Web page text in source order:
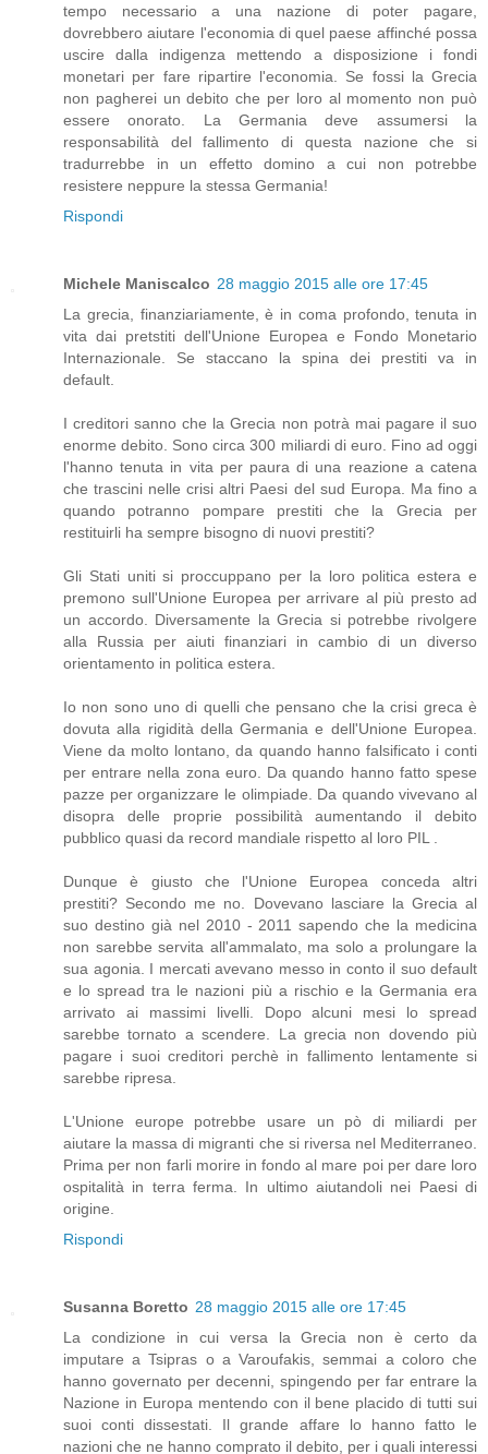
tempo necessario a una nazione di poter pagare,
dovrebbero aiutare l'economia di quel paese affinché possa
uscire dalla indigenza mettendo a disposizione i fondi
monetari per fare ripartire l'economia. Se fossi la Grecia
non pagherei un debito che per loro al momento non può
essere onorato. La Germania deve assumersi la
responsabilità del fallimento di questa nazione che si
tradurrebbe in un effetto domino a cui non potrebbe
resistere neppure la stessa Germania!
Rispondi
Michele Maniscalco 28 maggio 2015 alle ore 17:45
La grecia, finanziariamente, è in coma profondo, tenuta in
vita dai pretstiti dell'Unione Europea e Fondo Monetario
Internazionale. Se staccano la spina dei prestiti va in
default.
I creditori sanno che la Grecia non potrà mai pagare il suo
enorme debito. Sono circa 300 miliardi di euro. Fino ad oggi
l'hanno tenuta in vita per paura di una reazione a catena
che trascini nelle crisi altri Paesi del sud Europa. Ma fino a
quando potranno pompare prestiti che la Grecia per
restituirli ha sempre bisogno di nuovi prestiti?
Gli Stati uniti si proccuppano per la loro politica estera e
premono sull'Unione Europea per arrivare al più presto ad
un accordo. Diversamente la Grecia si potrebbe rivolgere
alla Russia per aiuti finanziari in cambio di un diverso
orientamento in politica estera.
Io non sono uno di quelli che pensano che la crisi greca è
dovuta alla rigidità della Germania e dell'Unione Europea.
Viene da molto lontano, da quando hanno falsificato i conti
per entrare nella zona euro. Da quando hanno fatto spese
pazze per organizzare le olimpiade. Da quando vivevano al
disopra delle proprie possibilità aumentando il debito
pubblico quasi da record mandiale rispetto al loro PIL .
Dunque è giusto che l'Unione Europea conceda altri
prestiti? Secondo me no. Dovevano lasciare la Grecia al
suo destino già nel 2010 - 2011 sapendo che la medicina
non sarebbe servita all'ammalato, ma solo a prolungare la
sua agonia. I mercati avevano messo in conto il suo default
e lo spread tra le nazioni più a rischio e la Germania era
arrivato ai massimi livelli. Dopo alcuni mesi lo spread
sarebbe tornato a scendere. La grecia non dovendo più
pagare i suoi creditori perchè in fallimento lentamente si
sarebbe ripresa.
L'Unione europe potrebbe usare un pò di miliardi per
aiutare la massa di migranti che si riversa nel Mediterraneo.
Prima per non farli morire in fondo al mare poi per dare loro
ospitalità in terra ferma. In ultimo aiutandoli nei Paesi di
origine.
Rispondi
Susanna Boretto 28 maggio 2015 alle ore 17:45
La condizione in cui versa la Grecia non è certo da
imputare a Tsipras o a Varoufakis, semmai a coloro che
hanno governato per decenni, spingendo per far entrare la
Nazione in Europa mentendo con il bene placido di tutti sui
suoi conti dissestati. Il grande affare lo hanno fatto le
nazioni che ne hanno comprato il debito, per i quali interessi